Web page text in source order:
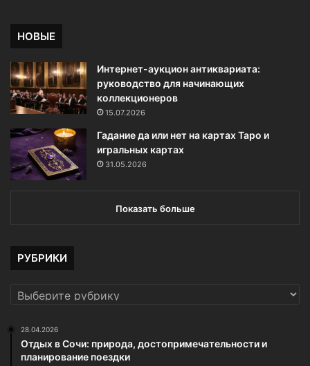
НОВЫЕ
Интернет-аукцион антиквариата:
руководство для начинающих
коллекционеров
15.07.2026
Гадание да или нет на картах Таро и
игральных картах
31.05.2026
Показать больше
РУБРИКИ
РУБРИКИ
28.04.2026
Отдых в Сочи: природа, достопримечательности и
планирование поездки